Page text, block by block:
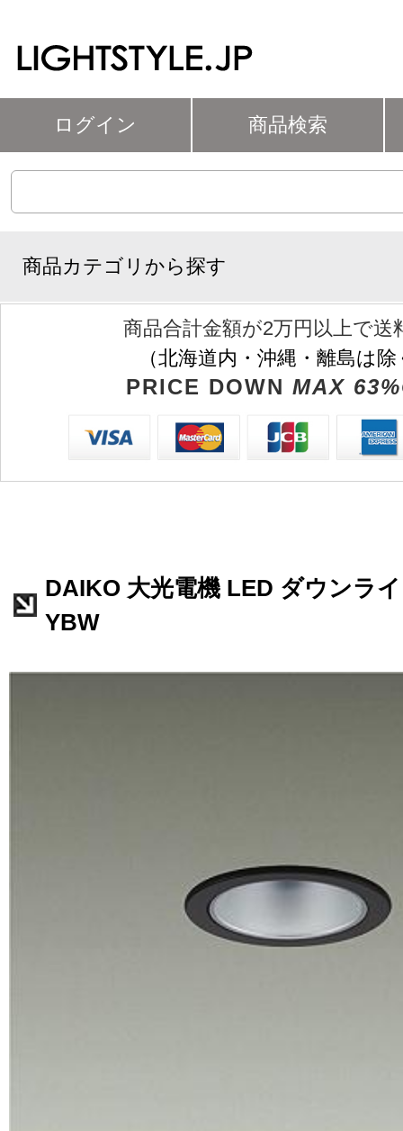
ログイン 商品検索
商品カテゴリから探す
商品合計金額が2万円以上で送
（北海道内・沖縄・離島は
PRICE DOWN MAX
DAIKO 大光電機 LED ダウンラ
YBW